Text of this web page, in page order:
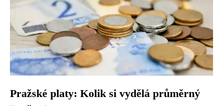
Pražské platy: Kolik si vydělá průměrný